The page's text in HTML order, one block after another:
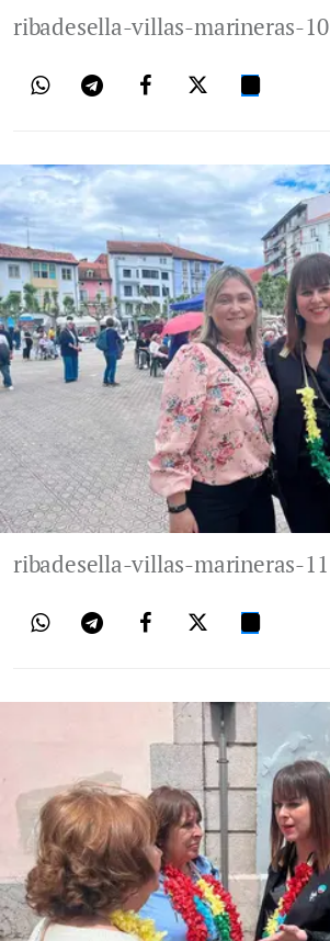
ribadesella-villas-marineras-10
ribadesella-villas-marineras-11